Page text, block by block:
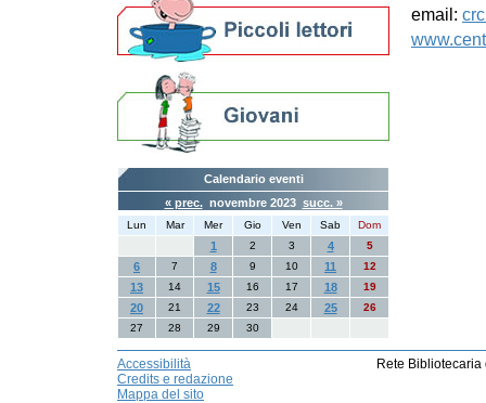
email:
Calendario eventi
« prec.novembre 2023 succ. »
Lun Mar Mer Gio Ven Sab Dom
1 2 3 4 5
6 7 8 9 10 11 12
13 14 15 16 17 18 19
20 21 22 23 24 25
26
27
28 29 30
Accessibilità
Credits e redazione
Mappa del sito
Rete